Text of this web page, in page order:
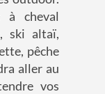
à cheval
ski altaï,
pêche
aller au
vos